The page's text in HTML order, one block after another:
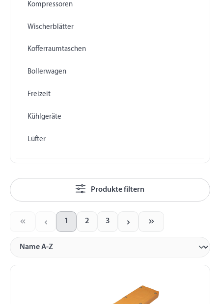
Kompressoren
Wischerblätter
Kofferraumtaschen
Bollerwagen
Freizeit
Kühlgeräte
Lüfter
Produkte filtern
1 2 3